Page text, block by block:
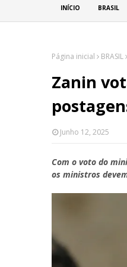
INÍCIO BRASIL
Página inicial BRASIL
Zanin
Junho 12, 2025
Com o voto do
os ministros